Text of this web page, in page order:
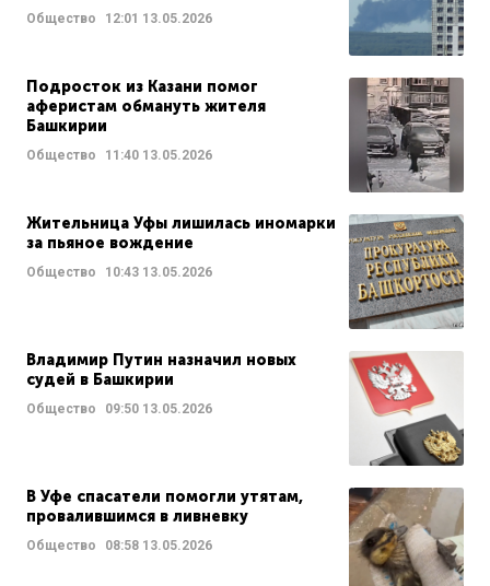
Общество 12:01 13.05.2026
Подросток из Казани помог
аферистам обмануть жителя
Башкирии
Общество 11:40 13.05.2026
Жительница Уфы лишилась иномарки
за пьяное вождение
Общество 10:43 13.05.2026
Владимир Путин назначил новых
судей в Башкирии
Общество 09:50 13.05.2026
В Уфе спасатели помогли утятам,
провалившимся в ливневку
Общество 08:58 13.05.2026